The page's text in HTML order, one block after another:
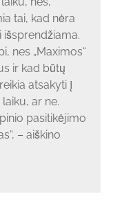
tai, kad nėra
nes „Maximos“
ir kad būtų
atsakyti į
ar ne.
pasitikėjimo
– aiškino